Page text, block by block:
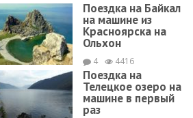
Поездка на Байкал
на машине из
Красноярска на
Ольхон
4 4416
Поездка на
Телецкое озеро на
машине в первый
раз